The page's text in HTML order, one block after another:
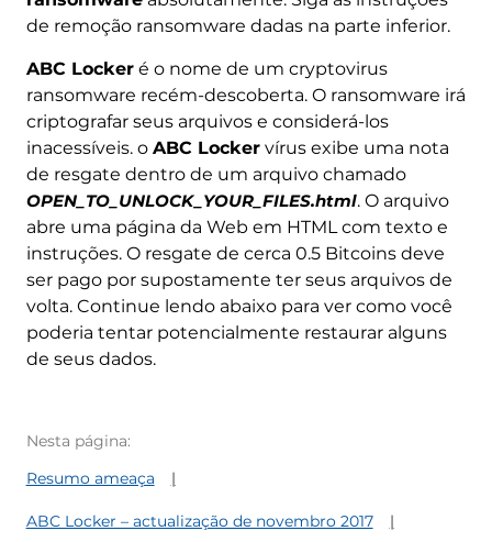
de remoção ransomware dadas na parte inferior.
ABC Lockeré o nome de um cryptovirus
ransomware recém-descoberta. O ransomware irá
criptografar seus arquivos e considerá-los
inacessíveis. o ABC Lockervírus exibe uma nota
de resgate dentro de um arquivo chamado
OPEN_TO_UNLOCK_YOUR_FILES.html. O arquivo
abre uma página da Web em HTML com texto e
instruções. O resgate de cerca 0.5 Bitcoins deve
ser pago por supostamente ter seus arquivos de
volta. Continue lendo abaixo para ver como você
poderia tentar potencialmente restaurar alguns
de seus dados.
Nesta página:
Resumo ameaça
ABC Locker – actualização de novembro 2017